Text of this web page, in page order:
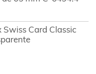
Card Classic